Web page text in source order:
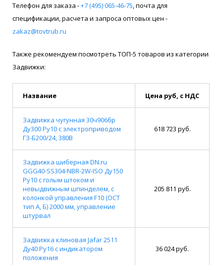
Телефон для заказа -+7 (495) 065-46-75 , почта для
спецификации, расчета и запроса оптовых цен -
zakaz@tovtrub.ru
Также рекомендуем посмотреть ТОП-5 товаров из категории
Задвижки:
Название Цена руб, с НДС
Задвижка чугунная 30ч906бр
Ду300 Ру10 с электроприводом
ГЗ-Б200/24, 380В
618 723 руб.
Задвижка шиберная DN.ru
GGG40-SS304-NBR-2W-ISO Ду150
Ру10 с голым штоком и
невыдвижным шпинделем, с
колонкой управления F10 (ОСТ
тип А, Б) 2000 мм, управление
штурвал
205 811 руб.
Задвижка клиновая Jafar 2511
Ду40 Ру16 с индикатором
положения
36 024 руб.